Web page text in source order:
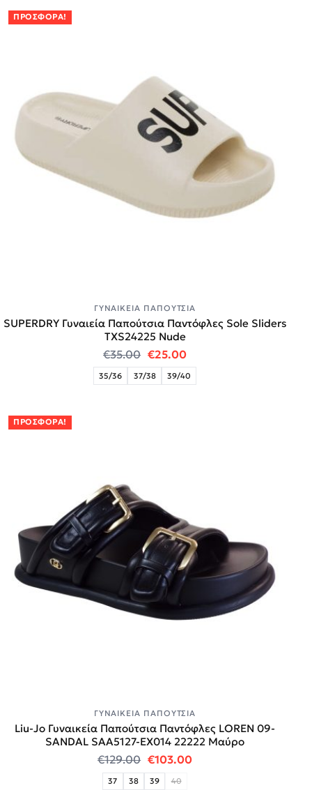
ΠΡΟΣΦΟΡΆ!
ΓΥΝΑΙΚΕΊΑ ΠΑΠΟΎΤΣΙΑ
SUPERDRY Γυναιεία Παπούτσια Παντόφλες Sole Sliders
TXS24225 Nude
€35.00 Original price was: €35.00.
€25.00Η τρέχουσα τιμή
35/36 37/38 39/40
ΠΡΟΣΦΟΡΆ!
ΓΥΝΑΙΚΕΊΑ ΠΑΠΟΎΤΣΙΑ
Liu-Jo Γυναικεία Παπούτσια Παντόφλες LOREN 09-
SANDAL SAA5127-EX014 22222 Μαύρο
€129.00 Original price was: €129.00.
€103.00Η τρέχουσα τιμή
37 38 39 40